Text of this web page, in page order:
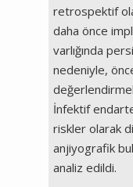
retrospektif
daha önce
varlığında
nedeniyle,
İnfektif
riskler olarak
anjiyografik
analiz edildi.